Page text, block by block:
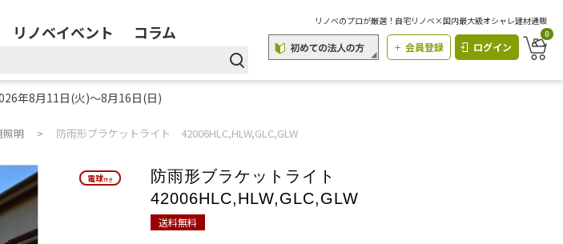
リノベイベント コラム
リノベのプロが厳選！自宅リノベ×国内最大級オシャレ建材通販
会員登録 ログイン
0
年8月11日(火)～8月16日(日)
照明 防雨形ブラケットライト 42006HLC,HLW,GLC,GLW
電球付き
電球付き
防雨形ブラケットライト
42006HLC,HLW,GLC,GLW
送料無料